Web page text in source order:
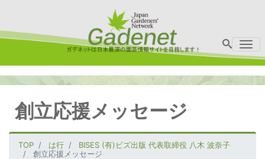
創立応援メッセージ
TOP は行
BISES (有)ビズ出版 代表取締役 八木 波奈子
創立応援メッセージ